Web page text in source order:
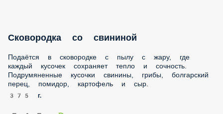
сохраняет тепло и сочность. Подрумяненные кусочки
свинины, грибы, болгарский перец, помидор, картофель и
сыр.
375 г.